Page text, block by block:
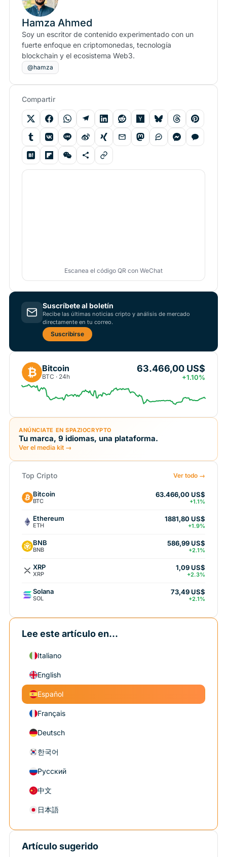
Hamza Ahmed
Soy un escritor de contenido experimentado con un
fuerte enfoque en criptomonedas, tecnología
blockchain y el ecosistema Web3.
@hamza
Compartir
Escanea el código QR con WeChat
Suscríbete al boletín
Recibe las últimas noticias cripto y análisis de mercado
directamente en tu correo.
Suscribirse
₿ Bitcoin
BTC · 24h
63.466,00 US$
+1.10%
ANÚNCIATE EN SPAZIOCRYPTO
Tu marca, 9 idiomas, una plataforma.
Ver el media kit →
Top Cripto Ver todo →
Bitcoin
BTC
63.466,00 US$
+1.1%
Ethereum
ETH
1881,80 US$
+1.9%
BNB
BNB
586,99 US$
+2.1%
XRP
XRP
1,09 US$
+2.3%
Solana
SOL
73,49 US$
+2.1%
Lee este artículo en...
Italiano
English
Español
Français
Deutsch
한국어
Русский
中文
日本語
Artículo sugerido